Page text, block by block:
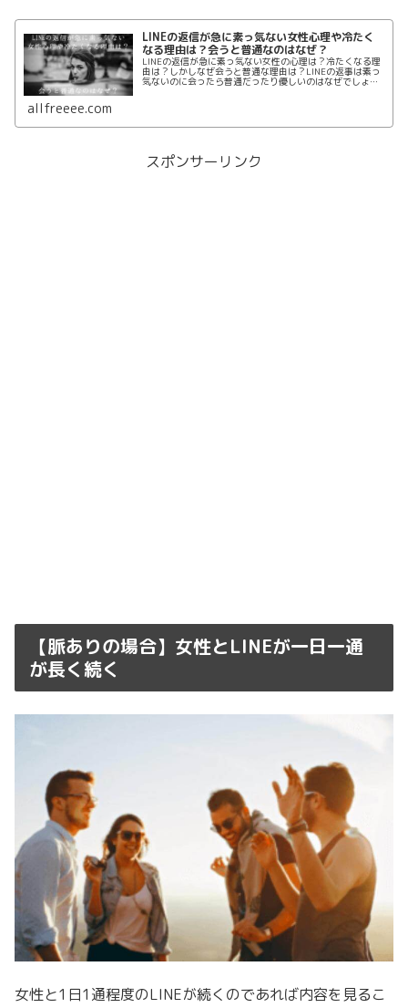
LINEの返信が急に素っ気ない女性心理や冷たく
なる理由は？会うと普通なのはなぜ？
LINEの返信が急に素っ気ない女性の心理は？冷たくなる理
由は？しかしなぜ会うと普通な理由は？LINEの返事は素っ
気ないのに会ったら普通だったり優しいのはなぜでしょう
allfreeee.com
スポンサーリンク
【脈ありの場合】女性とLINEが一日一通
が長く続く
女性と1日1通程度のLINEが続くのであれば内容を見るこ